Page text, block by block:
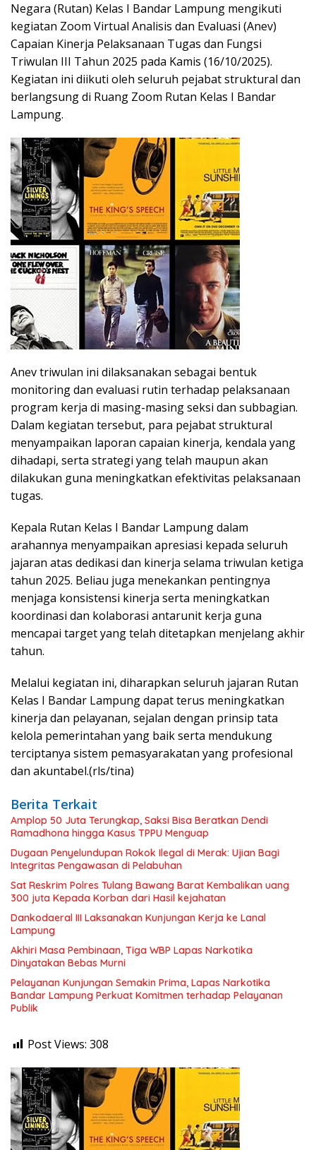
Negara (Rutan) Kelas I Bandar Lampung mengikuti
kegiatan Zoom Virtual Analisis dan Evaluasi (Anev)
Capaian Kinerja Pelaksanaan Tugas dan Fungsi
Triwulan III Tahun 2025 pada Kamis (16/10/2025).
Kegiatan ini diikuti oleh seluruh pejabat struktural dan
berlangsung di Ruang Zoom Rutan Kelas I Bandar
Lampung.
Anev triwulan ini dilaksanakan sebagai bentuk
monitoring dan evaluasi rutin terhadap pelaksanaan
program kerja di masing-masing seksi dan subbagian.
Dalam kegiatan tersebut, para pejabat struktural
menyampaikan laporan capaian kinerja, kendala yang
dihadapi, serta strategi yang telah maupun akan
dilakukan guna meningkatkan efektivitas pelaksanaan
tugas.
Kepala Rutan Kelas I Bandar Lampung dalam
arahannya menyampaikan apresiasi kepada seluruh
jajaran atas dedikasi dan kinerja selama triwulan ketiga
tahun 2025. Beliau juga menekankan pentingnya
menjaga konsistensi kinerja serta meningkatkan
koordinasi dan kolaborasi antarunit kerja guna
mencapai target yang telah ditetapkan menjelang akhir
tahun.
Melalui kegiatan ini, diharapkan seluruh jajaran Rutan
Kelas I Bandar Lampung dapat terus meningkatkan
kinerja dan pelayanan, sejalan dengan prinsip tata
kelola pemerintahan yang baik serta mendukung
terciptanya sistem pemasyarakatan yang profesional
dan akuntabel.(rls/tina)
Berita Terkait
Amplop 50 Juta Terungkap, Saksi Bisa Beratkan Dendi
Ramadhona hingga Kasus TPPU Menguap
Dugaan Penyelundupan Rokok Ilegal di Merak: Ujian Bagi
Integritas Pengawasan di Pelabuhan
Sat Reskrim Polres Tulang Bawang Barat Kembalikan uang
300 juta Kepada Korban dari Hasil kejahatan
Dankodaeral III Laksanakan Kunjungan Kerja ke Lanal
Lampung
Akhiri Masa Pembinaan, Tiga WBP Lapas Narkotika
Dinyatakan Bebas Murni
Pelayanan Kunjungan Semakin Prima, Lapas Narkotika
Bandar Lampung Perkuat Komitmen terhadap Pelayanan
Publik
Post Views: 308